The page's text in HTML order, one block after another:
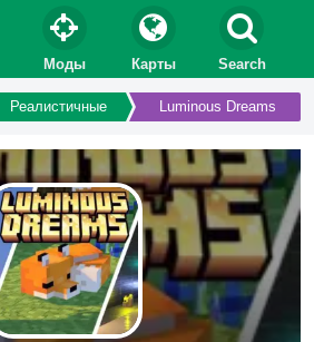
Моды Карты Search
Реалистичные Luminous Dreams